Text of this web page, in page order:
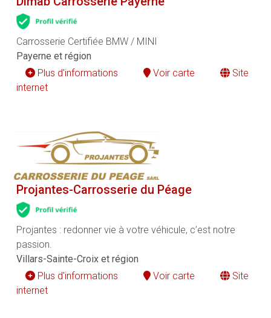
Carrosserie Certifiée BMW / MINI
Payerne et région
Plus d'informations
Voir carte
Site
internet
Projantes-Carrosserie du Péage
Projantes : redonner vie à votre véhicule, c’est notre
passion.
Villars-Sainte-Croix et région
Plus d'informations
Voir carte
Site
internet